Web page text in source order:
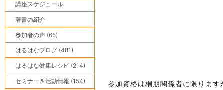
参加資格は桐朋関係者に限ります
講座スケジュール
著書の紹介
参加者の声 (65)
はるはなブログ (481)
はるはな健康レシピ (214)
セミナー＆活動情報 (154)